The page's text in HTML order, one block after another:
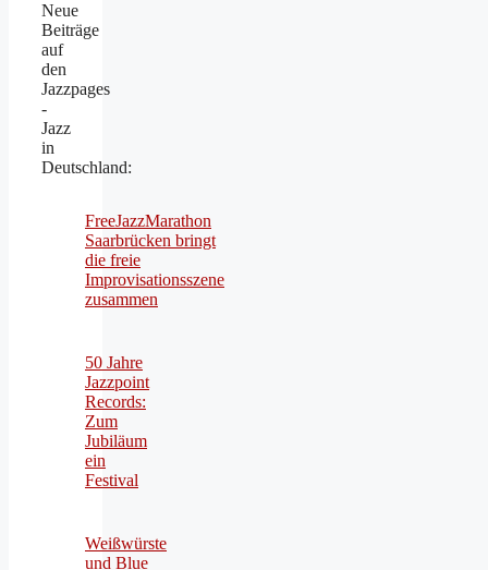
Neue
Beiträge
auf
den
Jazzpages
-
Jazz
in
Deutschland:
FreeJazzMarathon
Saarbrücken bringt
die freie
Improvisationsszene
zusammen
50 Jahre
Jazzpoint
Records:
Zum
Jubiläum
ein
Festival
Weißwürste
und Blue